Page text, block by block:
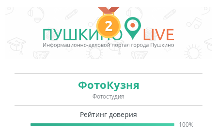
2
ФотоКузня
Фотостудия
Рейтинг доверия
100%